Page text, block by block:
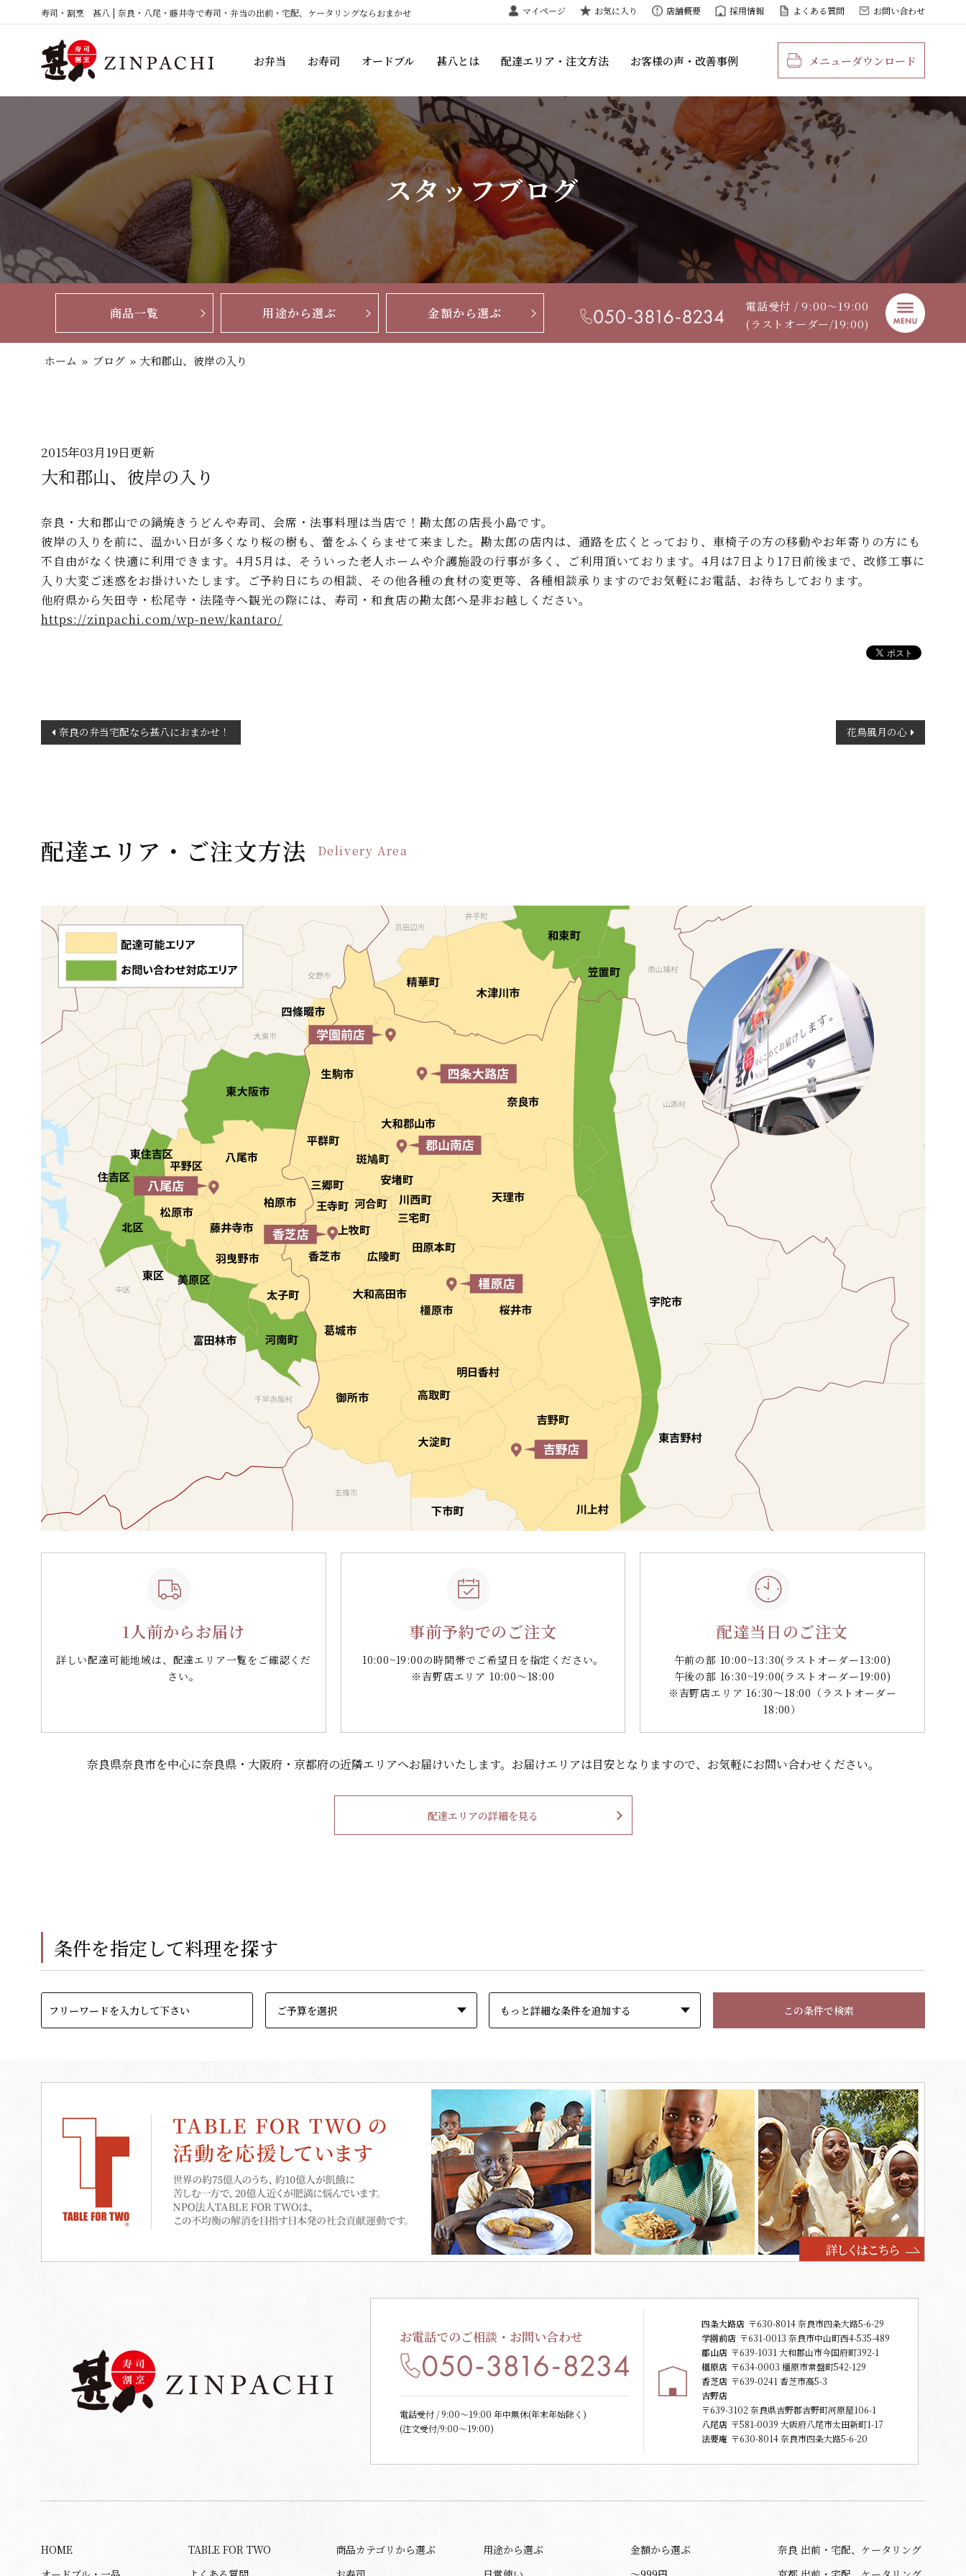
ン
プ
寿司・割烹 甚八 | 奈良・八尾・藤井寺で寿司・弁当の出前・宅配、ケータリングならおまかせ マイページ お気に入り 店舗概要 採用情報 よくある質問 お問い合わせ
お弁当 お寿司 オードブル 甚八とは 配達エリア・注文方法 お客様の声・改善事例 メニューダウンロード
スタッフブログ
商品一覧 用途から選ぶ 金額から選ぶ
電話受付 / 9:00〜19:00
(ラストオーダー/19:00)
ホーム » ブログ » 大和郡山、彼岸の入り
2015年03月19日更新
大和郡山、彼岸の入り
奈良・大和郡山での鍋焼きうどんや寿司、会席・法事料理は当店で！勘太郎の店長小島です。
彼岸の入りを前に、温かい日が多くなり桜の樹も、蕾をふくらませて来ました。勘太郎の店内は、通路を広くとっており、車椅子の方の移動やお年寄りの方にも
不自由がなく快適に利用できます。4月5月は、そういった老人ホームや介護施設の行事が多く、ご利用頂いております。4月は7日より17日前後まで、改修工事に
入り大変ご迷惑をお掛けいたします。ご予約日にちの相談、その他各種の食材の変更等、各種相談承りますのでお気軽にお電話、お待ちしております。
他府県から矢田寺・松尾寺・法隆寺へ観光の際には、寿司・和食店の勘太郎へ是非お越しください。
https://zinpachi.com/wp-new/kantaro/
稿
シ
ョ
奈良の弁当宅配なら甚八におまかせ！ 花鳥風月の心
配達エリア・ご注文方法 Delivery Area
1人前からお届け
詳しい配達可能地域は、配達エリア一覧をご確認くだ
さい。
事前予約でのご注文
10:00~19:00の時間帯で ご希望日を指定ください。
※吉野店エリア 10:00～18:00
配達当日のご注文
午前の部 10:00~13:30(ラストオーダー13:00)
午後の部 16:30~19:00(ラストオーダー19:00)
※吉野店エリア 16:30～18:00（ラストオーダー
18:00）
奈良県奈良市を中心に奈良県・大阪府・京都府の近隣エリアへお届けいたします。 お届けエリアは目安となりますので、 お気軽にお問い合わせください。
配達エリアの詳細を見る
条件を指定して料理を探す
もっと詳細な条件を追加する この条件で検索
お電話でのご相談・お問い合わせ
電話受付 / 9:00〜19:00 年中無休(年末年始除く)
(注文受付/9:00～19:00)
四条大路店 〒630-8014 奈良市四条大路5-6-29
学園前店 〒631-0013 奈良市中山町西4-535-489
郡山店 〒639-1031 大和郡山市今国府町392-1
橿原店 〒634-0003 橿原市常盤町542-129
香芝店 〒639-0241 香芝市高5-3
吉野店
〒639-3102 奈良県吉野郡吉野町河原屋106-1
八尾店 〒581-0039 大阪府八尾市太田新町1-17
法要庵 〒630-8014 奈良市四条大路5-6-20
HOME
TABLE FOR TWO
商品カテゴリから選ぶ
用途から選ぶ
金額から選ぶ
奈良 出前・宅配、ケータリング